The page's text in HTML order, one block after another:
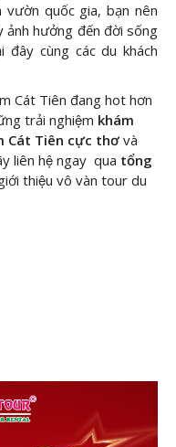
quốc gia, bạn nên
ảnh hưởng đến đời sống
cùng các du khách
Cát Tiên đang hot hơn
trải nghiệm khám
Cát Tiên cực thơvà
liên hệ ngay qua tổng
thiệu vô vàn tour du